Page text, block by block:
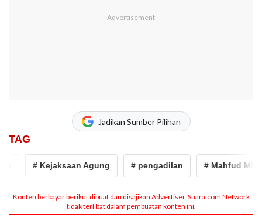
Jadikan Sumber Pilihan
TAG
# Kejaksaan Agung # pengadilan # Mahfud MD